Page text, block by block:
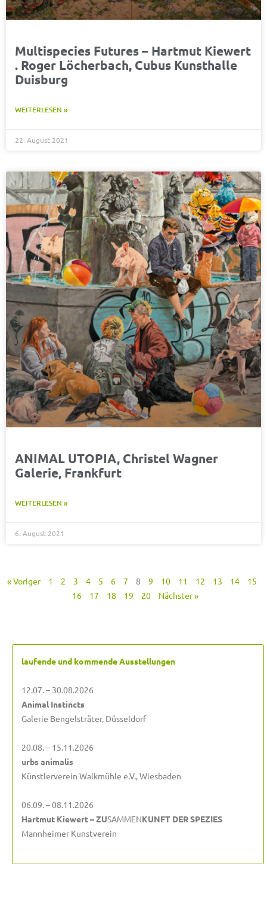
Multispecies Futures – Hartmut Kiewert
. Roger Löcherbach, Cubus Kunsthalle
Duisburg
WEITERLESEN »
22. August 2021
ANIMAL UTOPIA, Christel Wagner
Galerie, Frankfurt
WEITERLESEN »
6. August 2021
« Voriger 1 2 3 4 5 6 7 8 9 10 11 12 13 14
15
16
17 18 19 20 Nächster »
laufende und kommende Ausstellungen
12.07. – 30.08.2026
Animal Instincts
Galerie Bengelsträter, Düsseldorf
20.08. – 15.11.2026
urbs animalis
Künstlerverein Walkmühle e.V., Wiesbaden
06.09. – 08.11.2026
Hartmut Kiewert – ZUSAMMENKUNFT DER SPEZIES
Mannheimer Kunstverein